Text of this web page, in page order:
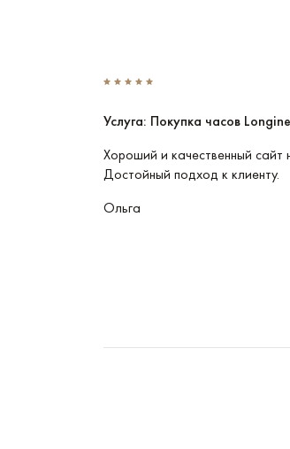
Услуга: Покупка часов
Хороший и качественный сайт
Достойный подход к клиенту.
Ольга